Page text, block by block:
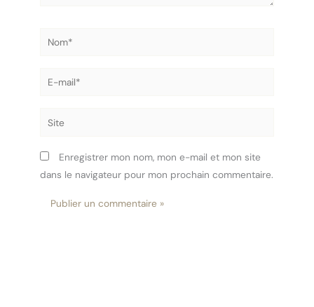
Nom*
E-
Enregistrer mon nom, mon e-mail et mon site
dans le navigateur pour mon prochain commentaire.